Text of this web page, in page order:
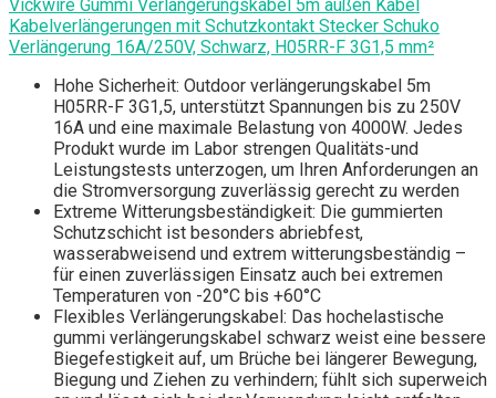
Vickwire Gummi Verlängerungskabel 5m außen Kabel
Kabelverlängerungen mit Schutzkontakt Stecker Schuko
Verlängerung 16A/250V, Schwarz, H05RR-F 3G1,5 mm²
Hohe Sicherheit: Outdoor verlängerungskabel 5m
H05RR-F 3G1,5, unterstützt Spannungen bis zu 250V
16A und eine maximale Belastung von 4000W. Jedes
Produkt wurde im Labor strengen Qualitäts-und
Leistungstests unterzogen, um Ihren Anforderungen an
die Stromversorgung zuverlässig gerecht zu werden
Extreme Witterungsbeständigkeit: Die gummierten
Schutzschicht ist besonders abriebfest,
wasserabweisend und extrem witterungsbeständig –
für einen zuverlässigen Einsatz auch bei extremen
Temperaturen von -20°C bis +60°C
Flexibles Verlängerungskabel: Das hochelastische
gummi verlängerungskabel schwarz weist eine bessere
Biegefestigkeit auf, um Brüche bei längerer Bewegung,
Biegung und Ziehen zu verhindern; fühlt sich superweich